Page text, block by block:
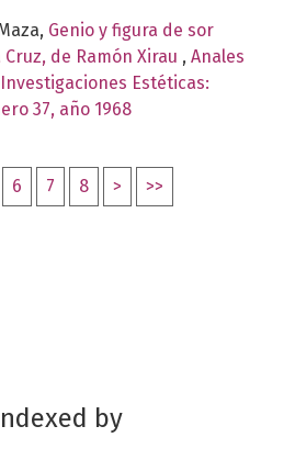
Genio y figura de sor
de Ramón Xirau , Anales
Estéticas:
37, año 1968
6 7 8 > >>
by